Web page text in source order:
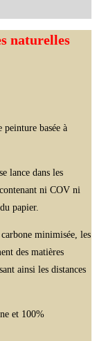
naturelles
basée à
lance dans les
ni COV ni
papier.
minimisée, les
des matières
ainsi les distances
et 100%